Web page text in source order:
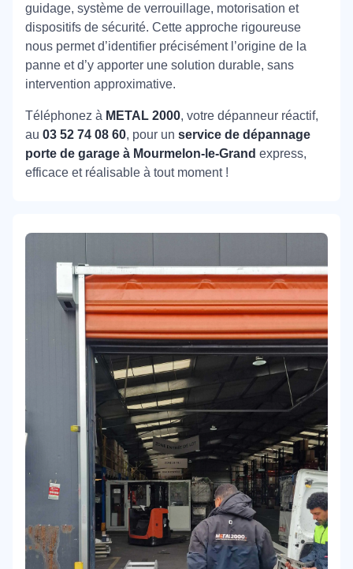
guidage, système de verrouillage, motorisation et
dispositifs de sécurité. Cette approche rigoureuse
nous permet d’identifier précisément l’origine de la
panne et d’y apporter une solution durable, sans
intervention approximative.
Téléphonez à METAL 2000, votre dépanneur réactif,
au 03 52 74 08 60, pour un service de dépannage
porte de garage à Mourmelon-le-Grand express,
efficace et réalisable à tout moment !